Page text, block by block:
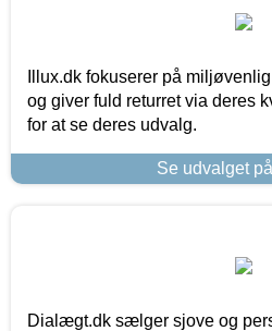
Illux.dk fokuserer på
og giver fuld returret via deres
for at se deres udvalg.
Se udvalget
Dialægt.dk sælger sjove og